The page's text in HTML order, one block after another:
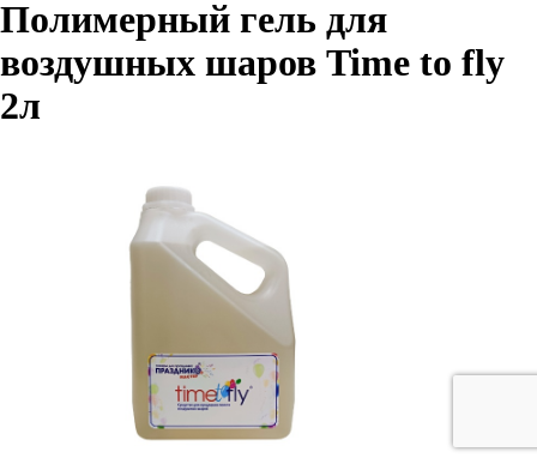
Полимерный гель для
воздушных шаров Time to fly
2л